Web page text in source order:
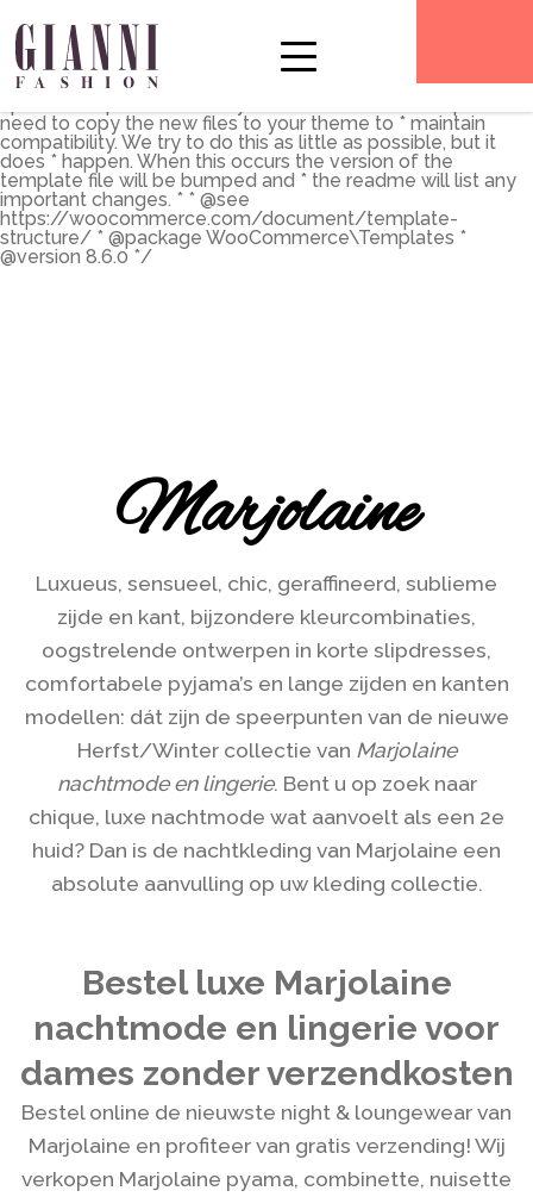
the main shop page which is a post type archive * * This
template can be overridden by copying it to
yourtheme/woocommerce/archive-product.php. * *
HOWEVER, on occasion WooCommerce will need to
need to copy the new files to your theme to * maintain
compatibility. We try to do this as little as possible, but it
does * happen. When this occurs the version of the
template file will be bumped and * the readme will list any
important changes. * * @see
https://woocommerce.com/document/template-
structure/ * @package WooCommerce\Templates *
@version 8.6.0 */
Marjolaine
Luxueus, sensueel, chic, geraffineerd, sublieme
zijde en kant, bijzondere kleurcombinaties,
oogstrelende ontwerpen in korte slipdresses,
comfortabele pyjama’s en lange zijden en kanten
modellen: dát zijn de speerpunten van de nieuwe
Herfst/Winter collectie van Marjolaine
nachtmode en lingerie. Bent u op zoek naar
chique, luxe nachtmode wat aanvoelt als een 2e
huid? Dan is de nachtkleding van Marjolaine een
absolute aanvulling op uw kleding collectie.
Bestel luxe Marjolaine
nachtmode en lingerie voor
dames zonder verzendkosten
Bestel online de nieuwste night & loungewear van
Marjolaine en profiteer van gratis verzending! Wij
verkopen Marjolaine pyama, combinette, nuisette